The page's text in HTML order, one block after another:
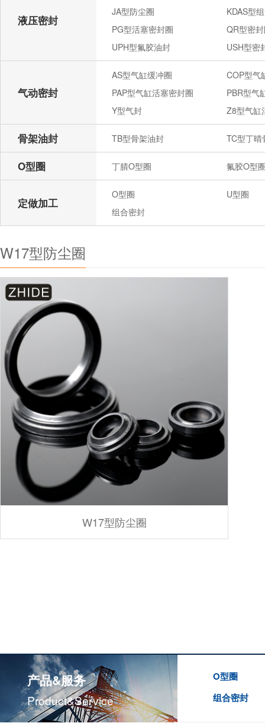
液压密封
JA型防尘圈
KDAS型
PG型活塞密封圈
QR型密
UPH型氟胶油封
USH型密
气动密封
AS型气缸缓冲圈
COP型气
PAP型气缸活塞密封圈
PBR型气
Y型气封
Z8型气缸
骨架油封 TB型骨架油封 TC型丁晴
O型圈 丁腈O型圈 氟胶O型
定做加工
O型圈
U型圈
组合密封
W17型防尘圈
W17型防尘圈
产品&服务
Product&service
O型圈
组合密封